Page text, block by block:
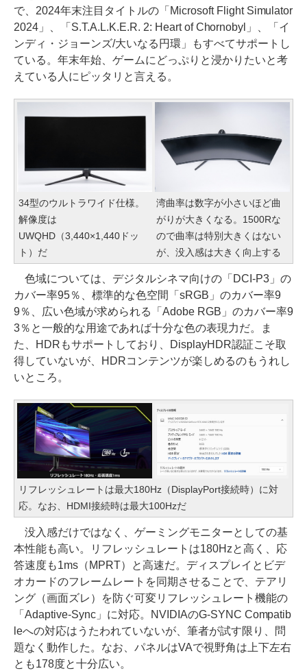
で、2024年末注目タイトルの「Microsoft Flight Simulator
2024」、「S.T.A.L.K.E.R. 2: Heart of Chornobyl」、「イ
ンディ・ジョーンズ/大いなる円環」もすべてサポートし
ている。年末年始、ゲームにどっぷりと浸かりたいと考
えている人にピッタリと言える。
34型のウルトラワイド仕様。
解像度は
UWQHD（3,440×1,440ドッ
ト）だ
湾曲率は数字が小さいほど曲
がりが大きくなる。1500Rな
ので曲率は特別大きくはない
が、没入感は大きく向上する
色域については、デジタルシネマ向けの「DCI-P3」の
カバー率95％、標準的な色空間「sRGB」のカバー率9
9％、広い色域が求められる「Adobe RGB」のカバー率9
3％と一般的な用途であれば十分な色の表現力だ。ま
た、HDRもサポートしており、DisplayHDR認証こそ取
得していないが、HDRコンテンツが楽しめるのもうれし
いところ。
リフレッシュレートは最大180Hz（DisplayPort接続時）に対
応。なお、HDMI接続時は最大100Hzだ
没入感だけではなく、ゲーミングモニターとしての基
本性能も高い。リフレッシュレートは180Hzと高く、応
答速度も1ms（MPRT）と高速だ。ディスプレイとビデ
オカードのフレームレートを同期させることで、テアリ
ング（画面ズレ）を防ぐ可変リフレッシュレート機能の
「Adaptive-Sync」に対応。NVIDIAのG-SYNC Compatib
leへの対応はうたわれていないが、筆者が試す限り、問
題なく動作した。なお、パネルはVAで視野角は上下左右
とも178度と十分広い。